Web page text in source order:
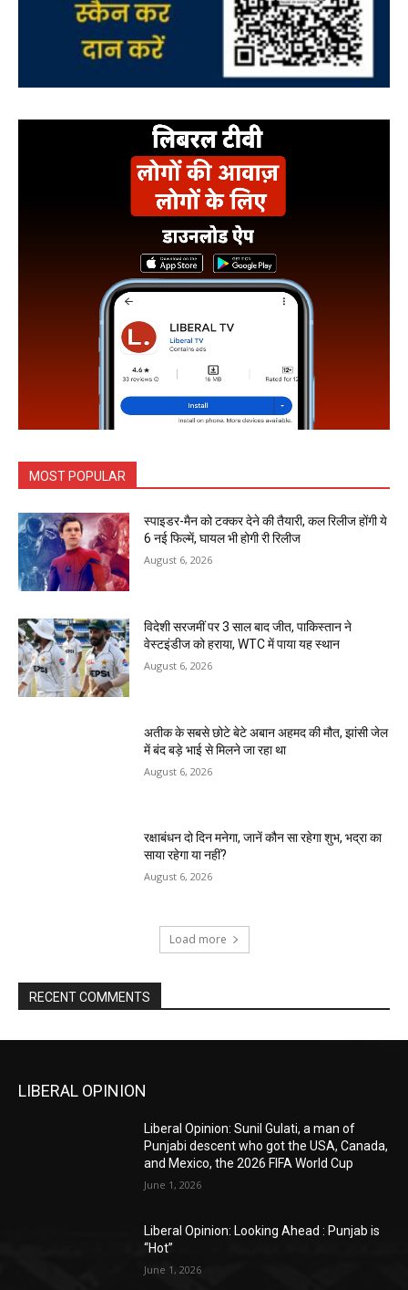
MOST POPULAR
स्पाइडर-मैन को टक्कर देने की तैयारी, कल रिलीज होंगी ये
6 नई फिल्में, घायल भी होगी री रिलीज
August 6, 2026
विदेशी सरजमीं पर 3 साल बाद जीत, पाकिस्तान ने
वेस्टइंडीज को हराया, WTC में पाया यह स्थान
August 6, 2026
अतीक के सबसे छोटे बेटे अबान अहमद की मौत, झांसी जेल
में बंद बड़े भाई से मिलने जा रहा था
August 6, 2026
रक्षाबंधन दो दिन मनेगा, जानें कौन सा रहेगा शुभ, भद्रा का
साया रहेगा या नहीं?
August 6, 2026
Load more
RECENT COMMENTS
LIBERAL OPINION
Liberal Opinion: Sunil Gulati, a man of
Punjabi descent who got the USA, Canada,
and Mexico, the 2026 FIFA World Cup
June 1, 2026
Liberal Opinion: Looking Ahead : Punjab is
“Hot”
June 1, 2026